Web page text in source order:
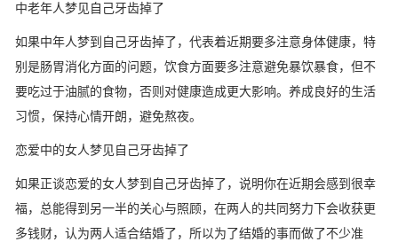
中老年人梦见自己牙齿掉了
如果中年人梦到自己牙齿掉了，代表着近期要多注意身体健康，特
别是肠胃消化方面的问题，饮食方面要多注意避免暴饮暴食，但不
要吃过于油腻的食物，否则对健康造成更大影响。养成良好的生活
习惯，保持心情开朗，避免熬夜。
恋爱中的女人梦见自己牙齿掉了
如果正谈恋爱的女人梦到自己牙齿掉了，说明你在近期会感到很幸
福，总能得到另一半的关心与照顾，在两人的共同努力下会收获更
多钱财，认为两人适合结婚了，所以为了结婚的事而做了不少准